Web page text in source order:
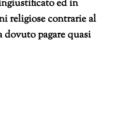
ed in
religiose contrarie al
dovuto pagare quasi